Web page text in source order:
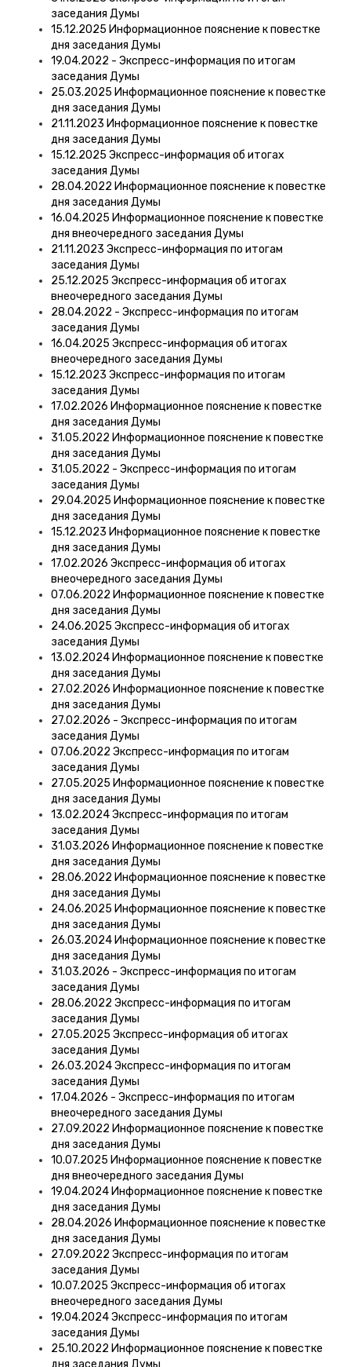
заседания Думы
15.12.2025 Информационное пояснение к повестке
дня заседания Думы
19.04.2022 - Экспресс-информация по итогам
заседания Думы
25.03.2025 Информационное пояснение к повестке
дня заседания Думы
21.11.2023 Информационное пояснение к повестке
дня заседания Думы
15.12.2025 Экспресс-информация об итогах
заседания Думы
28.04.2022 Информационное пояснение к повестке
дня заседания Думы
16.04.2025 Информационное пояснение к повестке
дня внеочередного заседания Думы
21.11.2023 Экспресс-информация по итогам
заседания Думы
25.12.2025 Экспресс-информация об итогах
внеочередного заседания Думы
28.04.2022 - Экспресс-информация по итогам
заседания Думы
16.04.2025 Экспресс-информация об итогах
внеочередного заседания Думы
15.12.2023 Экспресс-информация по итогам
заседания Думы
17.02.2026 Информационное пояснение к повестке
дня заседания Думы
31.05.2022 Информационное пояснение к повестке
дня заседания Думы
31.05.2022 - Экспресс-информация по итогам
заседания Думы
29.04.2025 Информационное пояснение к повестке
дня заседания Думы
15.12.2023 Информационное пояснение к повестке
дня заседания Думы
17.02.2026 Экспресс-информация об итогах
внеочередного заседания Думы
07.06.2022 Информационное пояснение к повестке
дня заседания Думы
24.06.2025 Экспресс-информация об итогах
заседания Думы
13.02.2024 Информационное пояснение к повестке
дня заседания Думы
27.02.2026 Информационное пояснение к повестке
дня заседания Думы
27.02.2026 - Экспресс-информация по итогам
заседания Думы
07.06.2022 Экспресс-информация по итогам
заседания Думы
27.05.2025 Информационное пояснение к повестке
дня заседания Думы
13.02.2024 Экспресс-информация по итогам
заседания Думы
31.03.2026 Информационное пояснение к повестке
дня заседания Думы
28.06.2022 Информационное пояснение к повестке
дня заседания Думы
24.06.2025 Информационное пояснение к повестке
дня заседания Думы
26.03.2024 Информационное пояснение к повестке
дня заседания Думы
31.03.2026 - Экспресс-информация по итогам
заседания Думы
28.06.2022 Экспресс-информация по итогам
заседания Думы
27.05.2025 Экспресс-информация об итогах
заседания Думы
26.03.2024 Экспресс-информация по итогам
заседания Думы
17.04.2026 - Экспресс-информация по итогам
внеочередного заседания Думы
27.09.2022 Информационное пояснение к повестке
дня заседания Думы
10.07.2025 Информационное пояснение к повестке
дня внеочередного заседания Думы
19.04.2024 Информационное пояснение к повестке
дня заседания Думы
28.04.2026 Информационное пояснение к повестке
дня заседания Думы
27.09.2022 Экспресс-информация по итогам
заседания Думы
10.07.2025 Экспресс-информация об итогах
внеочередного заседания Думы
19.04.2024 Экспресс-информация по итогам
заседания Думы
25.10.2022 Информационное пояснение к повестке